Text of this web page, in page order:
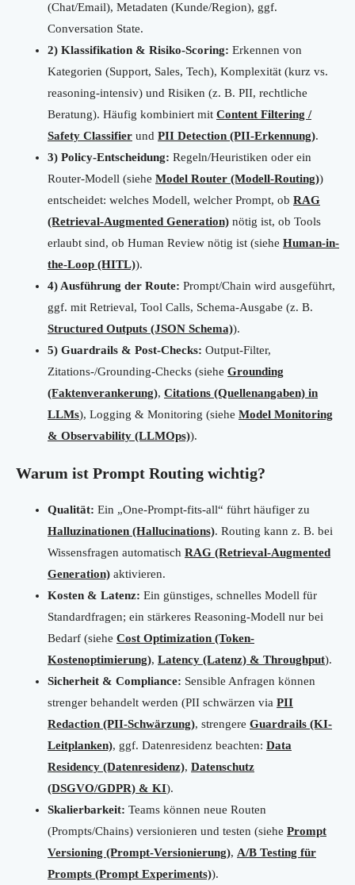
(Chat/Email), Metadaten (Kunde/Region), ggf.
Conversation State.
2) Klassifikation & Risiko-Scoring: Erkennen von
Kategorien (Support, Sales, Tech), Komplexität (kurz vs.
reasoning-intensiv) und Risiken (z. B. PII, rechtliche
Beratung). Häufig kombiniert mit Content Filtering /
Safety Classifier und PII Detection (PII-Erkennung).
3) Policy-Entscheidung: Regeln/Heuristiken oder ein
Router-Modell (siehe Model Router (Modell-Routing))
entscheidet: welches Modell, welcher Prompt, ob RAG
(Retrieval-Augmented Generation) nötig ist, ob Tools
erlaubt sind, ob Human Review nötig ist (siehe Human-in-
the-Loop (HITL)).
4) Ausführung der Route: Prompt/Chain wird ausgeführt,
ggf. mit Retrieval, Tool Calls, Schema-Ausgabe (z. B.
Structured Outputs (JSON Schema)).
5) Guardrails & Post-Checks: Output-Filter,
Zitations-/Grounding-Checks (siehe Grounding
(Faktenverankerung), Citations (Quellenangaben) in
LLMs), Logging & Monitoring (siehe Model Monitoring
& Observability (LLMOps)).
Warum ist Prompt Routing wichtig?
Qualität: Ein „One-Prompt-fits-all“ führt häufiger zu
Halluzinationen (Hallucinations). Routing kann z. B. bei
Wissensfragen automatisch RAG (Retrieval-Augmented
Generation) aktivieren.
Kosten & Latenz: Ein günstiges, schnelles Modell für
Standardfragen; ein stärkeres Reasoning-Modell nur bei
Bedarf (siehe Cost Optimization (Token-
Kostenoptimierung), Latency (Latenz) & Throughput).
Sicherheit & Compliance: Sensible Anfragen können
strenger behandelt werden (PII schwärzen via PII
Redaction (PII-Schwärzung), strengere Guardrails (KI-
Leitplanken), ggf. Datenresidenz beachten: Data
Residency (Datenresidenz), Datenschutz
(DSGVO/GDPR) & KI).
Skalierbarkeit: Teams können neue Routen
(Prompts/Chains) versionieren und testen (siehe Prompt
Versioning (Prompt-Versionierung), A/B Testing für
Prompts (Prompt Experiments)).